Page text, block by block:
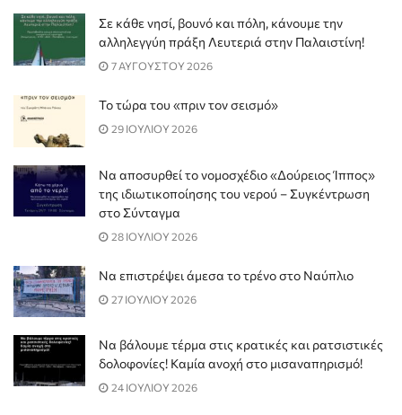
Σε κάθε νησί, βουνό και πόλη, κάνουμε την
αλληλεγγύη πράξη Λευτεριά στην Παλαιστίνη!
7 ΑΥΓΟΥΣΤΟΥ 2026
Το τώρα του «πριν τον σεισμό»
29 ΙΟΥΛΙΟΥ 2026
Να αποσυρθεί το νομοσχέδιο «Δούρειος Ίππος»
της ιδιωτικοποίησης του νερού – Συγκέντρωση
στο Σύνταγμα
28 ΙΟΥΛΙΟΥ 2026
Να επιστρέψει άμεσα το τρένο στο Ναύπλιο
27 ΙΟΥΛΙΟΥ 2026
Να βάλουμε τέρμα στις κρατικές και ρατσιστικές
δολοφονίες! Καμία ανοχή στο μισαναπηρισμό!
24 ΙΟΥΛΙΟΥ 2026